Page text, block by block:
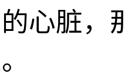
心脏，